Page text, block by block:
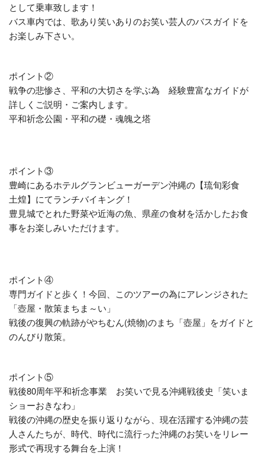
として乗車致します！
バス車内では、歌あり笑いありのお笑い芸人のバスガイドを
お楽しみ下さい。
ポイント②
戦争の悲惨さ、平和の大切さを学ぶ為 経験豊富なガイドが
詳しくご説明・ご案内します。
平和祈念公園・平和の礎・魂魄之塔
ポイント③
豊崎にあるホテルグランビューガーデン沖縄の【琉旬彩食
土煌】にてランチバイキング！
豊見城でとれた野菜や近海の魚、県産の食材を活かしたお食
事をお楽しみいただけます。
ポイント④
専門ガイドと歩く！今回、このツアーの為にアレンジされた
「壺屋・散策まちま～い」
戦後の復興の軌跡がやちむん(焼物)のまち「壺屋」をガイドと
のんびり散策。
ポイント⑤
戦後80周年平和祈念事業 お笑いで見る沖縄戦後史「笑いま
ショーおきなわ」
戦後の沖縄の歴史を振り返りながら、現在活躍する沖縄の芸
人さんたちが、時代、時代に流行った沖縄のお笑いをリレー
形式で再現する舞台を上演！